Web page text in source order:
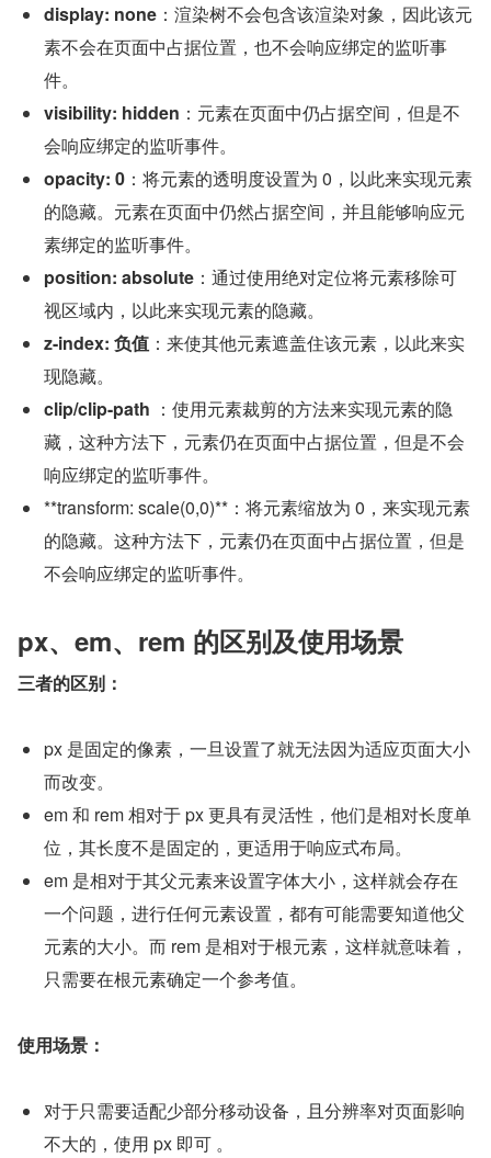
display: none ：渲染树不会包含该渲染对象，因此该元
素不会在页面中占据位置，也不会响应绑定的监听事
件。
visibility: hidden ：元素在页面中仍占据空间，但是不
会响应绑定的监听事件。
opacity: 0 ：将元素的透明度设置为 0，以此来实现元素
的隐藏。元素在页面中仍然占据空间，并且能够响应元
素绑定的监听事件。
position: absolute ：通过使用绝对定位将元素移除可
视区域内，以此来实现元素的隐藏。
z-index: 负值 ：来使其他元素遮盖住该元素，以此来实
现隐藏。
clip/clip-path ：使用元素裁剪的方法来实现元素的隐
藏，这种方法下，元素仍在页面中占据位置，但是不会
响应绑定的监听事件。
**transform: scale(0,0)**：将元素缩放为 0，来实现元素
的隐藏。这种方法下，元素仍在页面中占据位置，但是
不会响应绑定的监听事件。
px、em、rem 的区别及使用场景
三者的区别：
px 是固定的像素，一旦设置了就无法因为适应页面大小
而改变。
em 和 rem 相对于 px 更具有灵活性，他们是相对长度单
位，其长度不是固定的，更适用于响应式布局。
em 是相对于其父元素来设置字体大小，这样就会存在
一个问题，进行任何元素设置，都有可能需要知道他父
元素的大小。而 rem 是相对于根元素，这样就意味着，
只需要在根元素确定一个参考值。
使用场景：
对于只需要适配少部分移动设备，且分辨率对页面影响
不大的，使用 px 即可 。